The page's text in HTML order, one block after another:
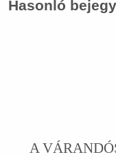
Hasonló
A